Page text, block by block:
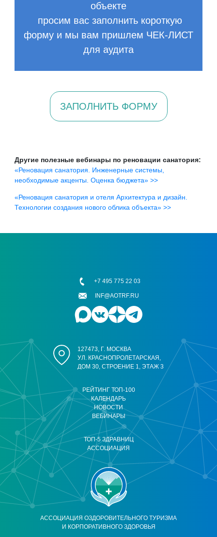
объекте
просим вас заполнить короткую
форму и мы вам пришлем ЧЕК-ЛИСТ
для аудита
ЗАПОЛНИТЬ ФОРМУ
Другие полезные вебинары по реновации санатория:
«Реновация санатория. Инженерные системы,
необходимые акценты. Оценка бюджета» >>
«Реновация санатория и отеля Архитектура и дизайн.
Технологии создания нового облика объекта» >>
АССОЦИАЦИЯ ОЗДОРОВИТЕЛЬНОГО ТУРИЗМА
И КОРПОРАТИВНОГО ЗДОРОВЬЯ
РЕЙТИНГ ТОП-100
КАЛЕНДАРЬ
НОВОСТИ
ВЕБИНАРЫ
ТОП-5 ЗДРАВНИЦ
АССОЦИАЦИЯ
127473, Г. МОСКВА
УЛ. КРАСНОПРОЛЕТАРСКАЯ,
ДОМ 30, СТРОЕНИЕ 1, ЭТАЖ 3
+7 495 775 22 03
INF@AOTRF.RU